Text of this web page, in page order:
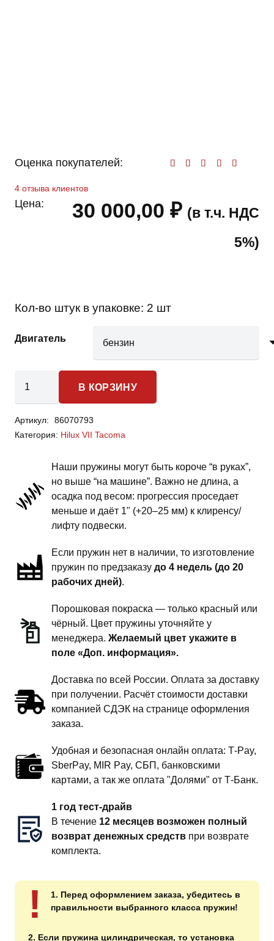
Оценка покупателей:
4 отзыва клиентов
Цена: 30 000,00 ₽ (в т.ч. НДС
5%)
Кол-во штук в упаковке: 2 шт
Двигатель
товара
Hilux
VII
пружины
передней
дюйма
В КОРЗИНУ
Артикул:
86070793
Категория: Hilux VII Tacoma
Наши пружины могут быть короче “в руках”,
но выше “на машине”. Важно не длина, а
осадка под весом: прогрессия проседает
меньше и даёт 1" (+20–25 мм) к клиренсу/
лифту подвески.
Если пружин нет в наличии, то изготовление
пружин по предзаказу до 4 недель (до 20
рабочих дней).
Порошковая покраска — только красный или
чёрный. Цвет пружины уточняйте у
менеджера. Желаемый цвет укажите в
поле «Доп. информация».
Доставка по всей России. Оплата за доставку
при получении. Расчёт стоимости доставки
компанией СДЭК на странице оформления
заказа.
Удобная и безопасная онлайн оплата: T‑Pay,
SberPay, MIR Pay, СБП, банковскими
картами, а так же оплата "Долями" от Т-Банк.
1 год тест-драйв
В течение 12 месяцев возможен полный
возврат денежных средств при возврате
комплекта.
!
1. Перед оформлением заказа, убедитесь в
правильности выбранного класса пружин!
2. Если пружина цилиндрическая, то установка